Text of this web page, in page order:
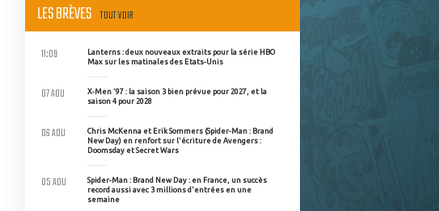
LES BRÈVES TOUT VOIR
Lanterns : deux nouveaux extraits pour la série HBO
Max sur les matinales des Etats-Unis
11:09
X-Men '97 : la saison 3 bien prévue pour 2027, et la
saison 4 pour 2028
07 AOU
Chris McKenna et Erik Sommers (Spider-Man : Brand
New Day) en renfort sur l'écriture de Avengers :
Doomsday et Secret Wars
06 AOU
Spider-Man : Brand New Day : en France, un succès
record aussi avec 3 millions d'entrées en une
semaine
05 AOU